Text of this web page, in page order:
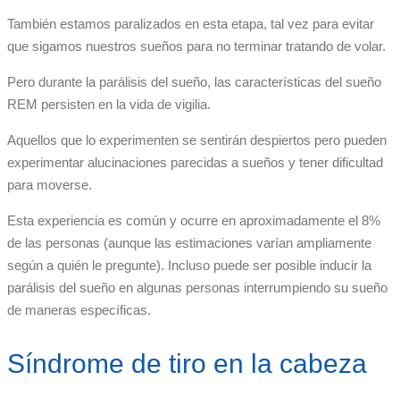
También estamos paralizados en esta etapa, tal vez para evitar
que sigamos nuestros sueños para no terminar tratando de volar.
Pero durante la parálisis del sueño, las características del sueño
REM persisten en la vida de vigilia.
Aquellos que lo experimenten se sentirán despiertos pero pueden
experimentar alucinaciones parecidas a sueños y tener dificultad
para moverse.
Esta experiencia es común y ocurre en aproximadamente el 8%
de las personas (aunque las estimaciones varían ampliamente
según a quién le pregunte). Incluso puede ser posible inducir la
parálisis del sueño en algunas personas interrumpiendo su sueño
de maneras específicas.
Síndrome de tiro en la cabeza